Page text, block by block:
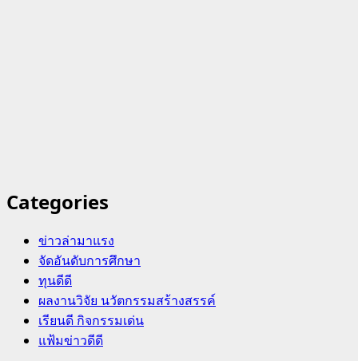
Categories
ข่าวล่ามาแรง
จัดอันดับการศึกษา
ทุนดีดี
ผลงานวิจัย นวัตกรรมสร้างสรรค์
เรียนดี กิจกรรมเด่น
แฟ้มข่าวดีดี